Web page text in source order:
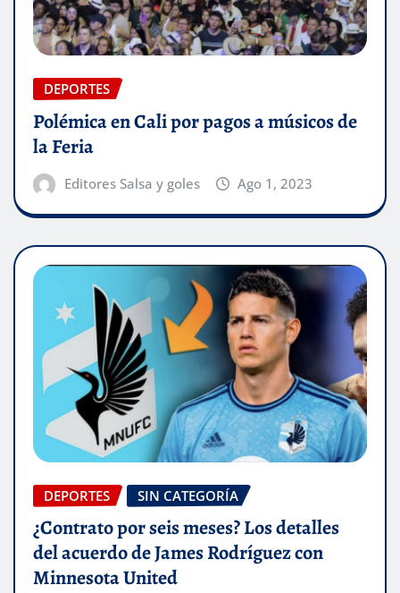
DEPORTES
Polémica en Cali por pagos a músicos de
la Feria
Editores Salsa y goles Ago 1, 2023
DEPORTES SIN CATEGORÍA
¿Contrato por seis meses? Los detalles
del acuerdo de James Rodríguez con
Minnesota United